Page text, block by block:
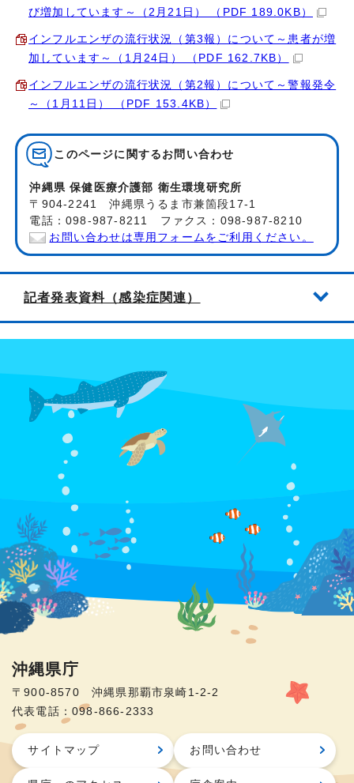
び増加しています～（2月21日） （PDF 189.0KB）
インフルエンザの流行状況（第3報）について～患者が増
加しています～（1月24日） （PDF 162.7KB）
インフルエンザの流行状況（第2報）について～警報発令
～（1月11日） （PDF 153.4KB）
このページに関する お問い合わせ
沖縄県 保健医療介護部 衛生環境研究所
〒904-2241 沖縄県うるま市兼箇段17-1
電話：098-987-8211 ファクス：098-987-8210
お問い合わせは専用フォームをご利用ください。
記者発表資料（感染症関連）
沖縄県庁
〒900-8570 沖縄県那覇市泉崎1-2-2
代表電話：098-866-2333
サイトマップ お問い合わせ